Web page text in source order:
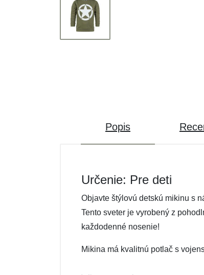
Popis
Určenie: Pre deti
Objavte štýlovú detskú mikinu s
Tento sveter je vyrobený z
každodenné nosenie!
Mikina má kvalitnú potlač s